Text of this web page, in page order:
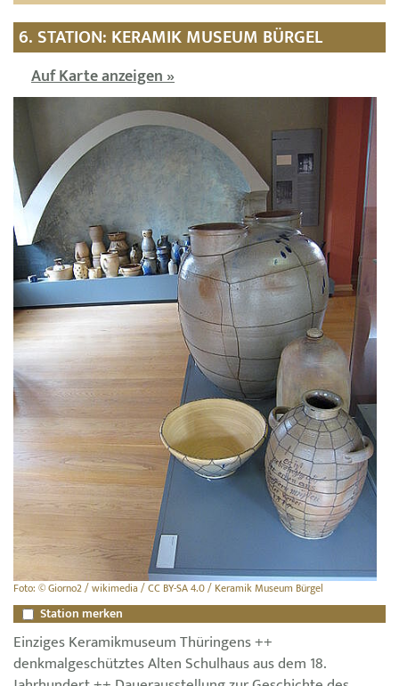
6. STATION: KERAMIK MUSEUM BÜRGEL
Auf Karte anzeigen »
Foto: © Giorno2 / wikimedia / CC BY-SA 4.0 / Keramik Museum Bürgel
Station merken
Einziges Keramikmuseum Thüringens ++
denkmalgeschütztes Alten Schulhaus aus dem 18.